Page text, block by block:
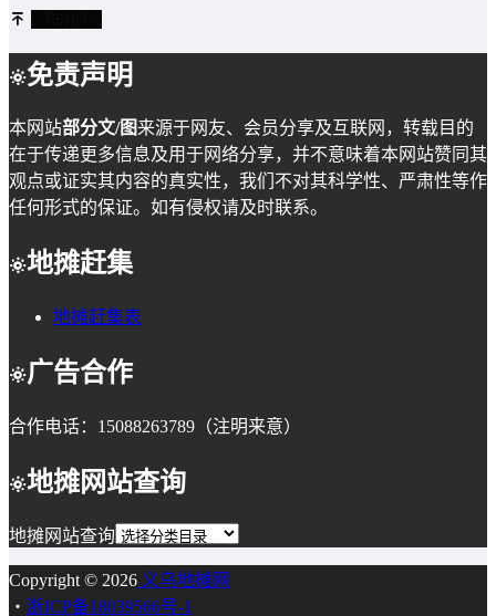
免责声明
本网站部分文/图来源于网友、会员分享及互联网，转载目的
在于传递更多信息及用于网络分享，并不意味着本网站赞同其
观点或证实其内容的真实性，我们不对其科学性、严肃性等作
任何形式的保证。如有侵权请及时联系。
地摊赶集
地摊赶集表
广告合作
合作电话：15088263789（注明来意）
地摊网站查询
地摊网站查询
Copyright © 2026 义乌地摊网
・ 浙ICP备18039566号-1